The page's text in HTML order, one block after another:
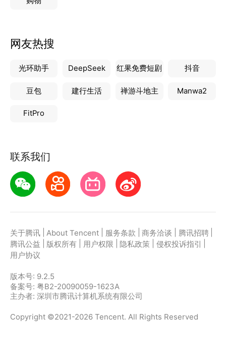
赛级出发台、泳道线及泳具装备，兼顾安全与专业体
园、温泉洗浴中心等不同场景提供定制化产品组合。
依托自主研发的“泳猫商城”平台，公司突破地域限制，
网友热搜
光环助手 DeepSeek 红果免费短剧 抖音
豆包 建行生活 禅游斗地主 Manwa2
FitPro
联系我们
关于腾讯 About Tencent 服务条款 商务洽谈 腾讯招聘
腾讯公益
版权所有 用户权限 隐私政策 侵权投诉指引
用户协议
版本号: 9.2.5
备案号: 粤B2-20090059-1623A
主办者: 深圳市腾讯计算机系统有限公司
Copyright ©2021-2026 Tencent. All Rights Reserved